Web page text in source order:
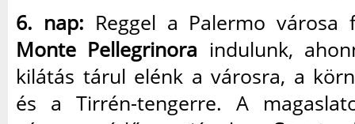
6. nap: Reggel a Palermo városa
Monte Pellegrinora indulunk,
kilátás tárul elénk a városra, a
és a Tirrén-tengerre. A